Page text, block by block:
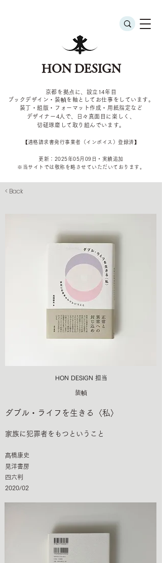
HON DESIGN
京都を拠点に、設立14年目
ブックデザイン・装幀を軸としてお仕事をしています。
装丁・組版・フォーマット作成・用紙指定など
デザイナー4 人で、日々真面目に楽しく、
切磋琢磨して取り組んでいます。
​【適格請求書発行事業者（インボイス）登録済】
更新：2025年05 月09 日・実績追加
​※当サイトでは敬称を 略させていただいております。
< Back
HON DESIGN​ 担当
装幀
ダブル・ライフを生きる〈私〉
家族に犯罪者をもつということ
髙橋康史
晃洋書房
四六判
2020/02